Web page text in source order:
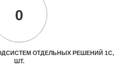
0
ОТДЕЛЬНЫХ РЕШЕНИЙ 1С,
ШТ.